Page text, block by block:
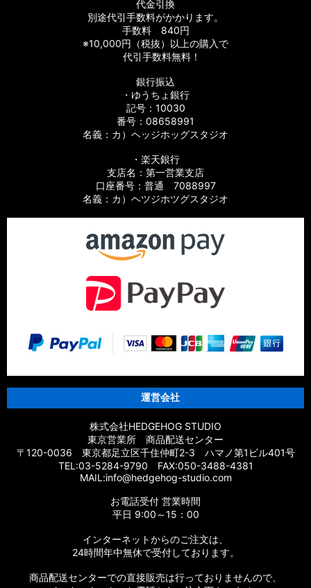
代金引換
別途代引手数料がかかります。
手数料 840円
※10,000円（税抜）以上の購入で
代引手数料無料！
銀行振込
・ゆうちょ銀行
記号：10030
番号：08658991
名義：カ）ヘッジホッグスタジオ
・楽天銀行
支店名：第一営業支店
口座番号：普通 7088997
名義：カ）ヘツジホツグスタジオ
運営会社
株式会社HEDGEHOG STUDIO
東京営業所 商品配送センター
〒120-0036 東京都足立区千住仲町2-3 ハマノ第1ビル401号
TEL:03-5284-9790 FAX:050-3488-4381
MAIL:info@hedgehog-studio.com
お電話受付 営業時間
平日 9:00～15：00
インターネットからのご注文は、
24時間年中無休で受付しております。
商品配送センターでの直接販売は行っておりませんので、